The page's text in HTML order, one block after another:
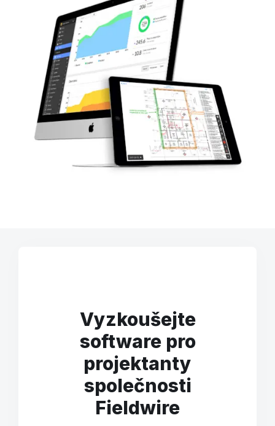
Vyzkoušejte
software pro
projektanty
společnosti
Fieldwire